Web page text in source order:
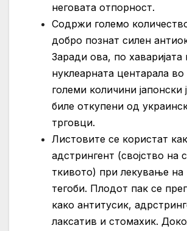
неговата отпорност.
Содржи големо
добро познат силен
Заради ова, по хаваријата
нуклеарната центарала
големи количини јапонски
биле откупени од
трговци.
Листовите се користат
адстрингент (својство на
ткивото) при лекување на
тегоби. Плодот пак се
како антитусик,
лаксатив и стомахик.